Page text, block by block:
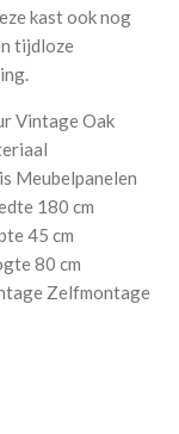
kast ook nog
tijdloze
Vintage Oak
Meubelpanelen
180 cm
45 cm
80 cm
Zelfmontage